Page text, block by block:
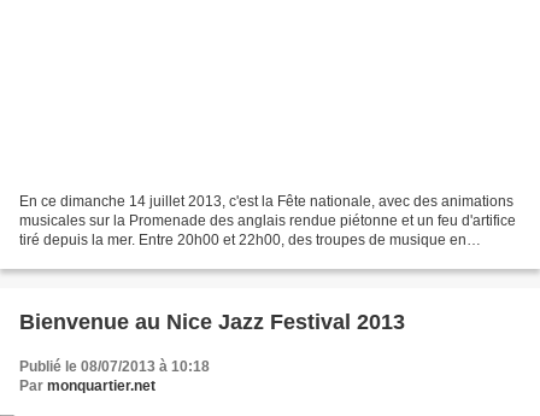
En ce dimanche 14 juillet 2013, c'est la Fête nationale, avec des animations
musicales sur la Promenade des anglais rendue piétonne et un feu d'artifice
tiré depuis la mer. Entre 20h00 et 22h00, des troupes de musique en
Bienvenue au Nice Jazz Festival 2013
Publié le 08/07/2013 à 10:18
Par monquartier.net